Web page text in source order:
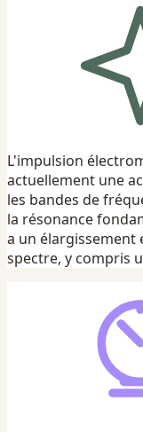
L'impulsion
actuellement une
les bandes de
la résonance
a un
spectre, y compris